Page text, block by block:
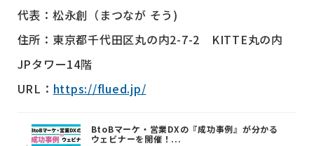
代表：松永創（まつなが そう)
住所：東京都千代田区丸の内2-7-2 KITTE丸の内
JPタワー14階
URL： https://flued.jp/
BtoBマーケ・営業DXの『成功事例』が分かる
ウェビナーを開催！...